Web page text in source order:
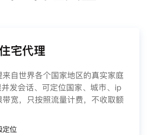
宅代理
自世界各个国家地区的真实家庭
发会话、可定位国家、城市、ip
宽，只按照流量计费，不收取额
定位